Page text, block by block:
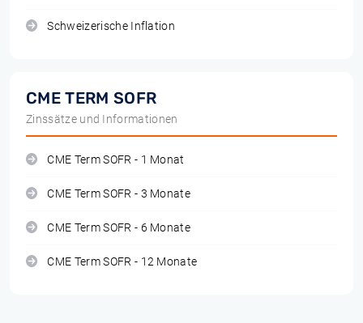
Schweizerische Inflation
CME TERM SOFR
Zinssätze und Informationen
CME Term SOFR - 1 Monat
CME Term SOFR - 3 Monate
CME Term SOFR - 6 Monate
CME Term SOFR - 12 Monate